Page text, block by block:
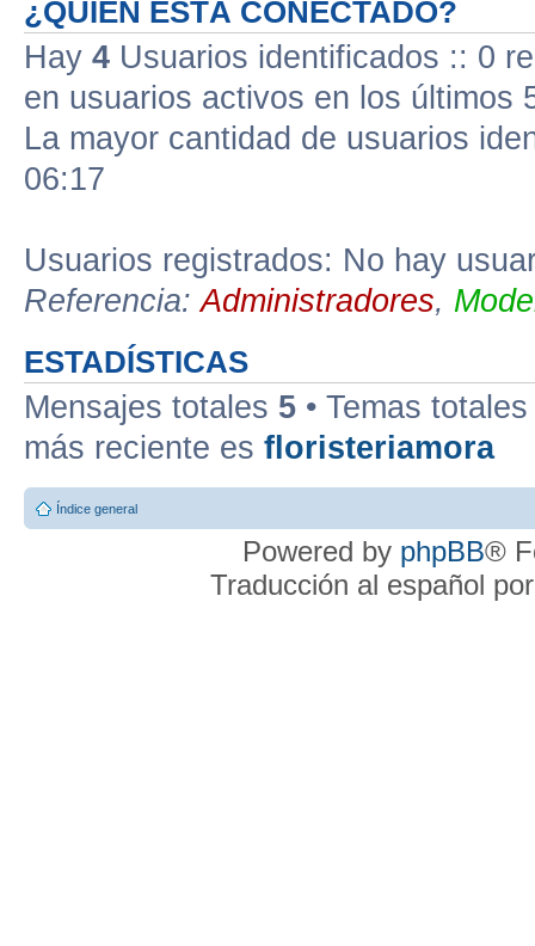
¿QUIÉN ESTÁ CONECTADO?
Hay 4 Usuarios identificados :: 0
en usuarios activos en los últimos
La mayor cantidad de usuarios
06:17
Usuarios registrados: No hay
Referencia:Administradores,
ESTADÍSTICAS
Mensajes totales 5 • Temas
más reciente es floristeriamora
Índice general
Powered by phpBB®
Traducción al español